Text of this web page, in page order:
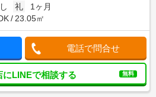
礼
1ヶ月
23.05㎡
電話で問合せ
にLINEで相談する 無料